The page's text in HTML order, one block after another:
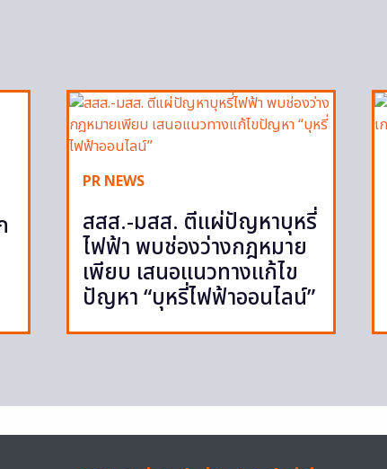
PR NEWS
สสส.-มสส. ตีแผ่ปัญหาบุหรี่
ไฟฟ้า พบช่องว่างกฎหมาย
เพียบ เสนอแนวทางแก้ไข
ปัญหา “บุหรี่ไฟฟ้าออนไลน์”